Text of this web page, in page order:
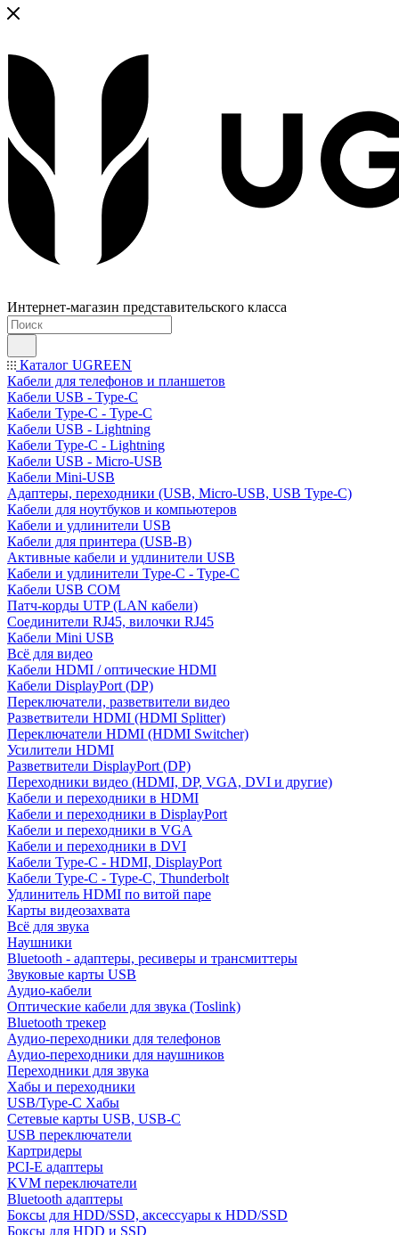
Интернет-магазин представительского класса
Каталог UGREEN
Кабели для телефонов и планшетов
Кабели USB - Type-C
Кабели Type-C - Type-C
Кабели USB - Lightning
Кабели Type-C - Lightning
Кабели USB - Micro-USB
Кабели Mini-USB
Адаптеры, переходники (USB, Micro-USB, USB Type-C)
Кабели для ноутбуков и компьютеров
Кабели и удлинители USB
Кабели для принтера (USB-B)
Активные кабели и удлинители USB
Кабели и удлинители Type-C - Type-C
Кабели USB COM
Патч-корды UTP (LAN кабели)
Соединители RJ45, вилочки RJ45
Кабели Mini USB
Всё для видео
Кабели HDMI / оптические HDMI
Кабели DisplayPort (DP)
Переключатели, разветвители видео
Разветвители HDMI (HDMI Splitter)
Переключатели HDMI (HDMI Switcher)
Усилители HDMI
Разветвители DisplayPort (DP)
Переходники видео (HDMI, DP, VGA, DVI и другие)
Кабели и переходники в HDMI
Кабели и переходники в DisplayPort
Кабели и переходники в VGA
Кабели и переходники в DVI
Кабели Type-C - HDMI, DisplayPort
Кабели Type-C - Type-C, Thunderbolt
Удлинитель HDMI по витой паре
Карты видеозахвата
Всё для звука
Наушники
Bluetooth - адаптеры, ресиверы и трансмиттеры
Звуковые карты USB
Аудио-кабели
Оптические кабели для звука (Toslink)
Bluetooth трекер
Аудио-переходники для телефонов
Аудио-переходники для наушников
Переходники для звука
Хабы и переходники
USB/Type-C Хабы
Сетевые карты USB, USB-C
USB переключатели
Картридеры
PCI-E адаптеры
KVM переключатели
Bluetooth адаптеры
Боксы для HDD/SSD, аксессуары к HDD/SSD
Боксы для HDD и SSD